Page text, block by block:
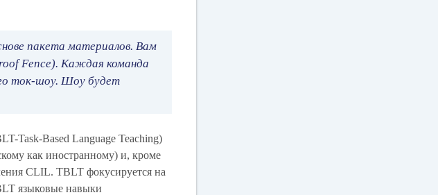
пакета материалов. Вам
Fence). Каждая команда
ток-шоу. Шоу будет
Task-Based Language Teaching)
как иностранному) и, кроме
CLIL. TBLT фокусируется на
языковые навыки